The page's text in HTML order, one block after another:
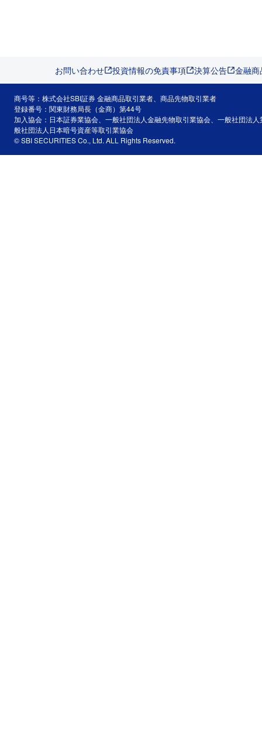
お問い合わせ 投資情報の免責事項 決算公告 金融
商号等：株式会社SBI証券 金融商品取引業者、商品先物取引業者
登録番号：関東財務局長（金商）第44号
加入協会：日本証券業協会、一般社団法人金融先物取引業協会、一般社団法
般社団法人日本暗号資産等取引業協会
© SBI SECURITIES Co., Ltd. ALL Rights Reserved.